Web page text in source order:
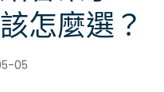
怎麼選？
05